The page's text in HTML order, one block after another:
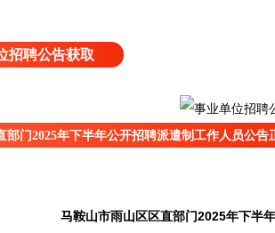
招聘公告获取
部门2025年下半年公开招聘派遣制工作人员公告
马鞍山市雨山区区直部门2025年下半